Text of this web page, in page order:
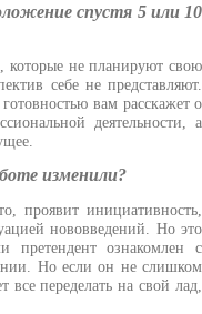
спустя 5 или 10
которые не планируют свою
себе не представляют.
вам расскажет о
деятельности, а
изменили?
проявит инициативность,
нововведений. Но это
претендент ознакомлен с
Но если он не слишком
все переделать на свой лад,